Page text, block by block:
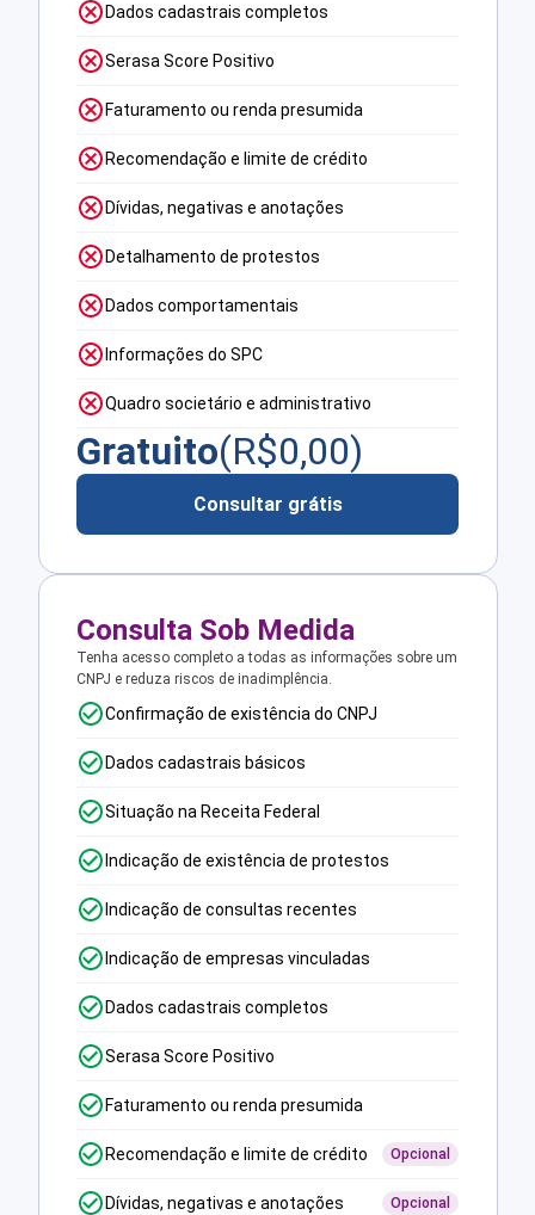
Dados cadastrais completos
Serasa Score Positivo
Faturamento ou renda presumida
Recomendação e limite de crédito
Dívidas, negativas e anotações
Detalhamento de protestos
Dados comportamentais
Informações do SPC
Quadro societário e administrativo
Gratuito(R$0,00)
Consultar grátis
Consulta Sob Medida
Tenha acesso completo a todas as informações sobre um
CNPJ e reduza riscos de inadimplência.
Confirmação de existência do CNPJ
Dados cadastrais básicos
Situação na Receita Federal
Indicação de existência de protestos
Indicação de consultas recentes
Indicação de empresas vinculadas
Dados cadastrais completos
Serasa Score Positivo
Faturamento ou renda presumida
Recomendação e limite de crédito Opcional
Dívidas, negativas e anotações Opcional